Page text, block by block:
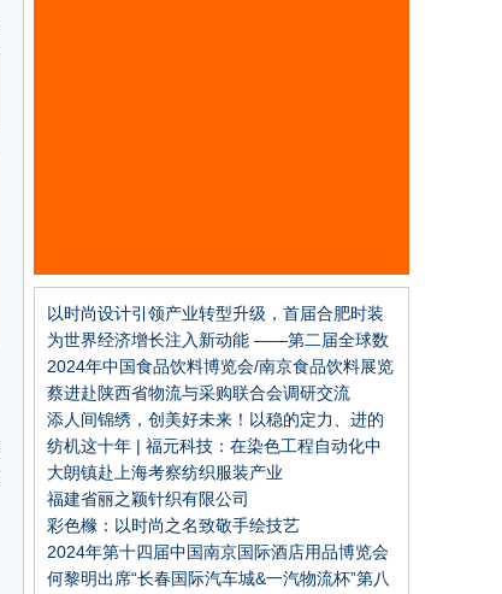
以时尚设计引领产业转型升级，首届合肥时装
周秀场回顾
为世界经济增长注入新动能 ——第二届全球数
字贸易博览会取得丰硕成果
2024年中国食品饮料博览会/南京食品饮料展览
会
蔡进赴陕西省物流与采购联合会调研交流
添人间锦绣，创美好未来！以稳的定力、进的
姿态推进纺织现代化产业体系建设，中国纺织
工业联合会2023年年中工作会议召开
纺机这十年 | 福元科技：在染色工程自动化中
建立优势
大朗镇赴上海考察纺织服装产业
福建省丽之颖针织有限公司
彩色橼：以时尚之名致敬手绘技艺
2024年第十四届中国南京国际酒店用品博览会
何黎明出席“长春国际汽车城&一汽物流杯”第八